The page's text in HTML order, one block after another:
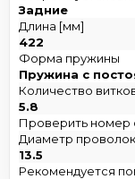
Задние
Длина [мм]
422
Форма пружины
Пружина с
Количество
5.8
Проверить номер
Диаметр
13.5
Рекомендуется